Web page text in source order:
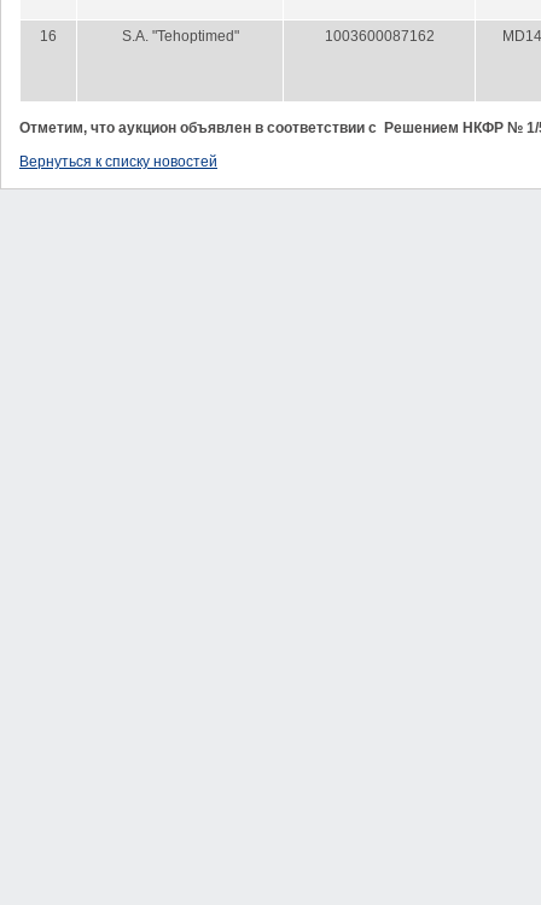
16 S.A. "Tehoptimed" 1003600087162
Отметим, что аукцион объявлен в соответствии с Решением НКФР № 1/
Вернуться к списку новостей